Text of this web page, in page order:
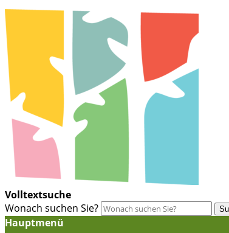
Volltextsuche
Wonach suchen Sie?
Hauptmenü